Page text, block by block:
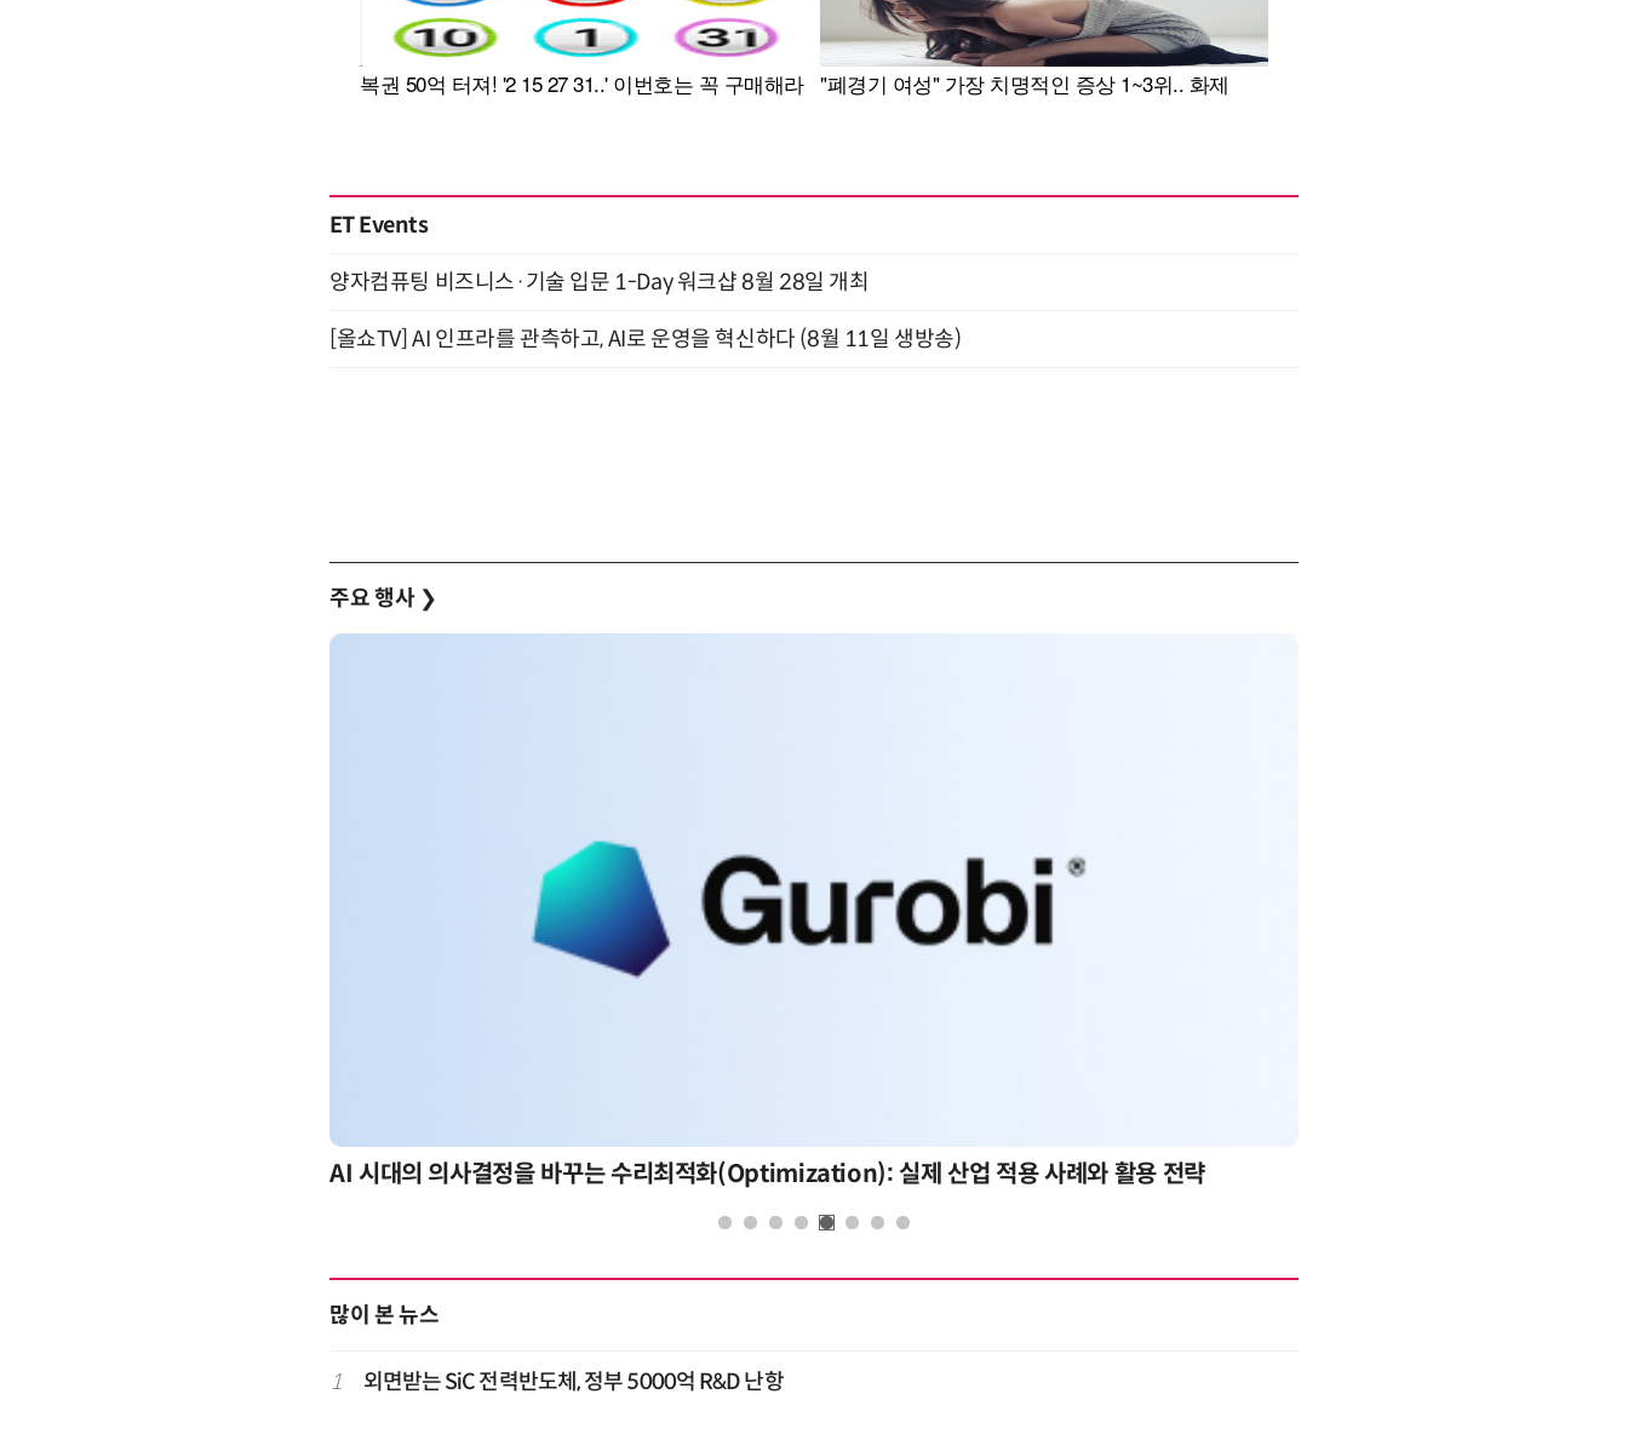
ET Events
양자컴퓨팅 비즈니스·기술 입문 1-Day 워크샵 8월 28일 개최
[올쇼TV] AI 인프라를 관측하고, AI로 운영을 혁신하다 (8월 11일 생방송)
주요 행사 ❯
AI 시대의 의사결정을 바꾸는 수리최적화(Optimization): 실제 산업 적용 사례와 활용 전략
많이 본 뉴스
1 외면받는 SiC 전력반도체, 정부 5000억 R&D 난항